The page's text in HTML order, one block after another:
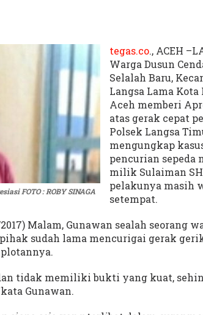
FOTO : ROBY SINAGA
tegas.co., ACEH
Warga Dusun
Selalah Baru,
Langsa Lama Kota
Aceh memberi
atas gerak cepat
Polsek Langsa
mengungkap
pencurian sepeda
milik Sulaiman
pelakunya masih
setempat.
Malam, Gunawan sealah seorang
sudah lama mencurigai gerak
tidak memiliki bukti yang kuat,
Gunawan.